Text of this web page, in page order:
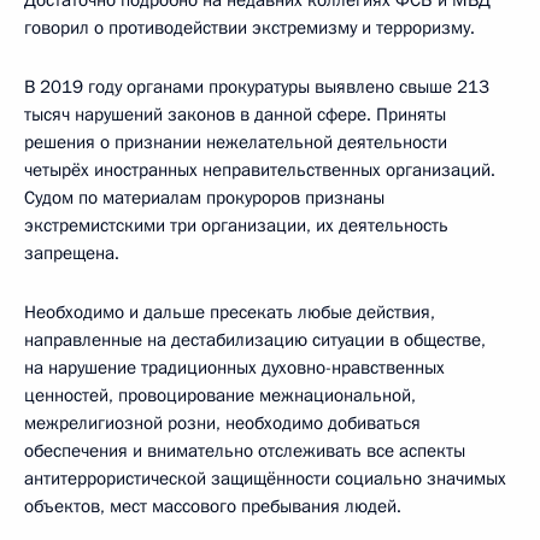
говорил о противодействии экстремизму и терроризму.
В 2019 году органами прокуратуры выявлено свыше 213
тысяч нарушений законов в данной сфере. Приняты
решения о признании нежелательной деятельности
четырёх иностранных неправительственных организаций.
Судом по материалам прокуроров признаны
экстремистскими три организации, их деятельность
запрещена.
Необходимо и дальше пресекать любые действия,
направленные на дестабилизацию ситуации в обществе,
на нарушение традиционных духовно-нравственных
ценностей, провоцирование межнациональной,
межрелигиозной розни, необходимо добиваться
обеспечения и внимательно отслеживать все аспекты
антитеррористической защищённости социально значимых
объектов, мест массового пребывания людей.